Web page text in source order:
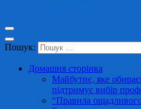
Пошук:
Домашня сторінка
Майбутнє, яке
підтримує вибір
“Правила